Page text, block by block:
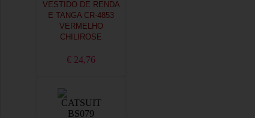
VESTIDO DE RENDA
E TANGA CR-4853
VERMELHO
CHILIROSE
€ 24,76